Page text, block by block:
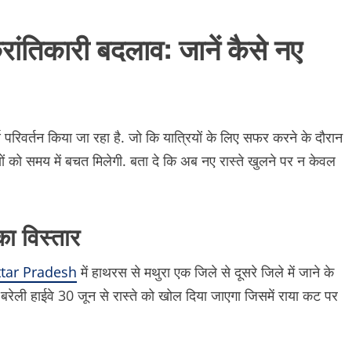
बदलाव: जानें कैसे नए
किया जा रहा है. जो कि यात्रियों के लिए सफर करने के दौरान
को समय में बचत मिलेगी. बता दे कि अब नए रास्ते खुलने पर न केवल
विस्तार
Pradesh में हाथरस से मथुरा एक जिले से दूसरे जिले में जाने के
हाईवे 30 जून से रास्ते को खोल दिया जाएगा जिसमें राया कट पर